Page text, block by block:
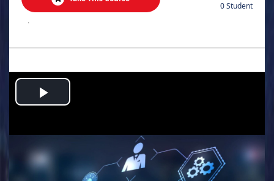
0 Student
.
Play
Video